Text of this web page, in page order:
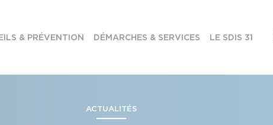
& PRÉVENTION DÉMARCHES & SERVICES LE SDIS 31
ACTUALITÉS